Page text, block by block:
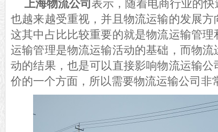
上海物流公司表示，随着电商行业的
也越来越受重视，并且物流运输的发展
这其中占比比较重要的就是物流运输管
运输管理是物流运输活动的基础，而物
动的结果，也是可以直接影响物流运输
价的一个方面，所以需要物流运输公司非